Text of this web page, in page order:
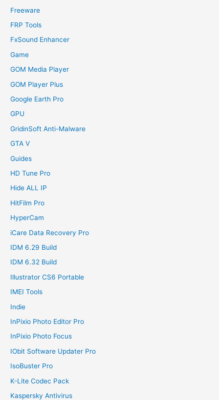
Freeware
FRP Tools
FxSound Enhancer
Game
GOM Media Player
GOM Player Plus
Google Earth Pro
GPU
GridinSoft Anti-Malware
GTA V
Guides
HD Tune Pro
Hide ALL IP
HitFilm Pro
HyperCam
iCare Data Recovery Pro
IDM 6.29 Build
IDM 6.32 Build
Illustrator CS6 Portable
IMEI Tools
Indie
InPixio Photo Editor Pro
InPixio Photo Focus
IObit Software Updater Pro
IsoBuster Pro
K-Lite Codec Pack
Kaspersky Antivirus